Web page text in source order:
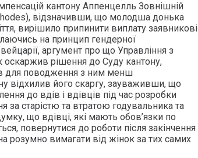
кантону Аппенцелль Зовнішній
відзначивши, що молодша донька
вирішило припинити виплату заявникові
на принцип гендерної
аргумент про що Управління з
оскаржив рішення до Суду кантону,
для поводження з ним менш
відхилив його скаргу, зауваживши, що
до вдів і вдівців під час розробки
за старістю та втратою годувальника та
що вдівці, які мають обов’язки по
повернутися до роботи після закінчення
розумно вимагати від жінок за тих самих